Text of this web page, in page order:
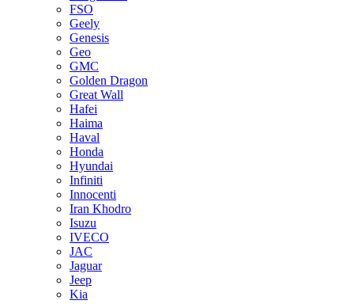
FSO
Geely
Genesis
Geo
GMC
Golden Dragon
Great Wall
Hafei
Haima
Haval
Honda
Hyundai
Infiniti
Innocenti
Iran Khodro
Isuzu
IVECO
JAC
Jaguar
Jeep
Kia